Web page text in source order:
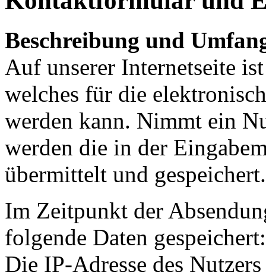
Beschreibung und
Auf unserer Internetseite
welches für die
werden kann. Nimmt ein
werden die in der
übermittelt und gespeichert.
Im Zeitpunkt der
folgende Daten gespeichert:
Die IP-Adresse des Nutzers